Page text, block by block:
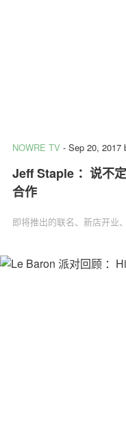
NOWRE TV - Sep 20, 2017
Jeff Staple ：说不
合作
即将推出的联名、新店开业